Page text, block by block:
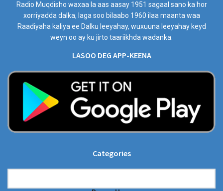
Radio Muqdisho waxaa la aas aasay 1951 sagaal sano ka hor
xorriyadda dalka, laga soo bilaabo 1960 ilaa maanta waa
Raadiyaha kaliya ee Dalku leeyahay, wuxuuna leeyahay keyd
weyn oo ay ku jirto taariikhda wadanka.
LASOO DEG APP-KEENA
Categories